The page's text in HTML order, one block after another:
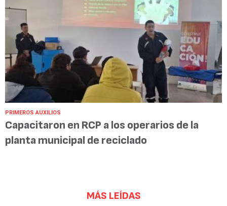
PRIMEROS AUXILIOS
Capacitaron en RCP a los operarios de la
planta municipal de reciclado
MÁS LEÍDAS